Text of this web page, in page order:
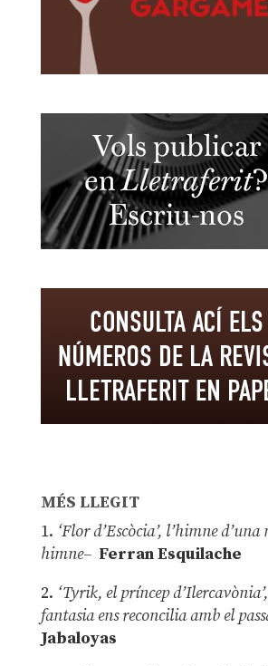
MÉS LLEGIT
1. ‘Flor d’Escòcia’, l’himne d’una
himne– Ferran Esquilache
2. ‘Tyrik, el príncep
fantasia ens reconcilia amb el
Jabaloyas